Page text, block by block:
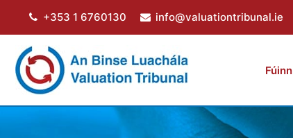
+353 1 6760130 info@valuationtribunal.ie
Fúinn